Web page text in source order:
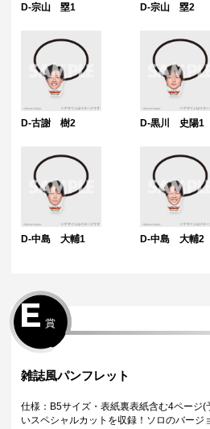
D-宗山 塁1 D-宗山 塁2
D-古謝 樹2 D-黒川 史陽1
D-中島 大輔1 D-中島 大輔2
E 賞
雑誌風パンフレット
仕様：B5サイズ・表紙裏表紙含む4ページ(
いスペシャルカットを収録！ソロのバージ